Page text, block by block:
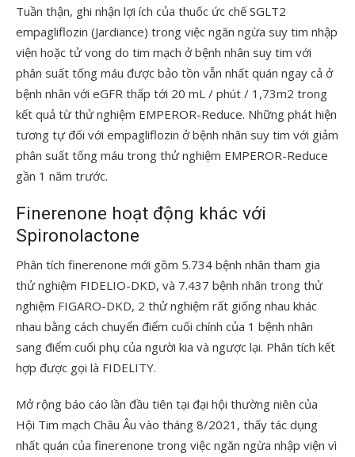
Tuần thận, ghi nhận lợi ích của thuốc ức chế SGLT2
empagliflozin (Jardiance) trong việc ngăn ngừa suy tim nhập
viện hoặc tử vong do tim mạch ở bệnh nhân suy tim với
phân suất tống máu được bảo tồn vẫn nhất quán ngay cả ở
bệnh nhân với eGFR thấp tới 20 mL / phút / 1,73m2 trong
kết quả từ thử nghiệm EMPEROR-Reduce. Những phát hiện
tương tự đối với empagliflozin ở bệnh nhân suy tim với giảm
phân suất tống máu trong thử nghiệm EMPEROR-Reduce
gần 1 năm trước.
Finerenone hoạt động khác với
Spironolactone
Phân tích finerenone mới gồm 5.734 bệnh nhân tham gia
thử nghiệm FIDELIO-DKD, và 7.437 bệnh nhân trong thử
nghiệm FIGARO-DKD, 2 thử nghiệm rất giống nhau khác
nhau bằng cách chuyển điểm cuối chính của 1 bệnh nhân
sang điểm cuối phụ của người kia và ngược lại. Phân tích kết
hợp được gọi là FIDELITY.
Mở rộng báo cáo lần đầu tiên tại đại hội thường niên của
Hội Tim mạch Châu Âu vào tháng 8/2021, thấy tác dụng
nhất quán của finerenone trong việc ngăn ngừa nhập viện vì